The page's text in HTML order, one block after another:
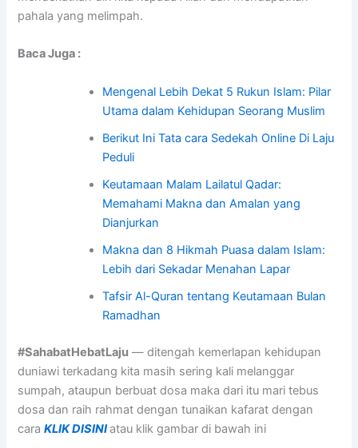
pahala yang melimpah.
Baca Juga :
Mengenal Lebih Dekat 5 Rukun Islam: Pilar
Utama dalam Kehidupan Seorang Muslim
Berikut Ini Tata cara Sedekah Online Di Laju
Peduli
Keutamaan Malam Lailatul Qadar:
Memahami Makna dan Amalan yang
Dianjurkan
Makna dan 8 Hikmah Puasa dalam Islam:
Lebih dari Sekadar Menahan Lapar
Tafsir Al-Quran tentang Keutamaan Bulan
Ramadhan
#SahabatHebatLaju — ditengah kemerlapan kehidupan
duniawi terkadang kita masih sering kali melanggar
sumpah, ataupun berbuat dosa maka dari itu mari tebus
dosa dan raih rahmat dengan tunaikan kafarat dengan
caraKLIK DISINIatau klik gambar di bawah ini